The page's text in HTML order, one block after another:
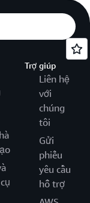
Trợ giúp
Liên hệ
với
chúng
tôi
Gửi
phiếu
yêu cầu
hỗ trợ